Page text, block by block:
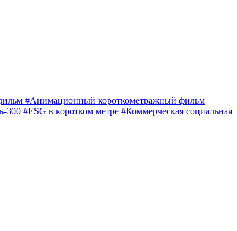
#Анимационный короткометражный фильм
300 #ESG в коротком метре #Коммерческая социальная